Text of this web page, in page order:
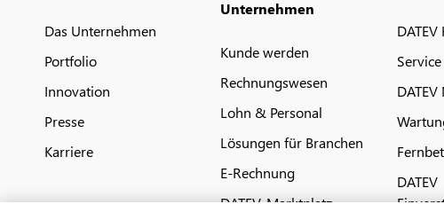
Das Unternehmen
Portfolio
Innovation
Presse
Karriere
Unternehmen
Kunde werden
Rechnungswesen
Lohn & Personal
Lösungen für Branchen
E-Rechnung
DATEV